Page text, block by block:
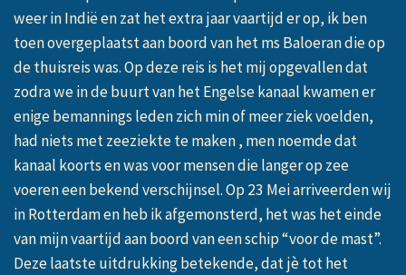
weer in Indië en zat het extra jaar vaartijd er op, ik ben
toen overgeplaatst aan boord van het ms Baloeran die op
de thuisreis was. Op deze reis is het mij opgevallen dat
zodra we in de buurt van het Engelse kanaal kwamen er
enige bemannings leden zich min of meer ziek voelden,
had niets met zeeziekte te maken , men noemde dat
kanaal koorts en was voor mensen die langer op zee
voeren een bekend verschijnsel. Op 23 Mei arriveerden wij
in Rotterdam en heb ik afgemonsterd, het was het einde
van mijn vaartijd aan boord van een schip “voor de mast”.
Deze laatste uitdrukking betekende, dat jè tot het